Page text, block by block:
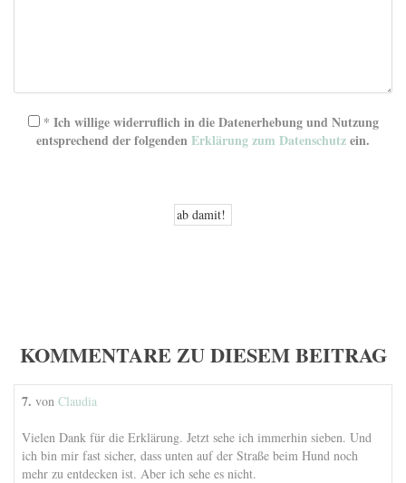
* Ich willige widerruflich in die Datenerhebung und Nutzung
entsprechend der folgendenErklärung zum Datenschutzein.
KOMMENTARE ZU DIESEM BEITRAG
7. von Claudia
Vielen Dank für die Erklärung. Jetzt sehe ich immerhin sieben. Und
ich bin mir fast sicher, dass unten auf der Straße beim Hund noch
mehr zu entdecken ist. Aber ich sehe es nicht.